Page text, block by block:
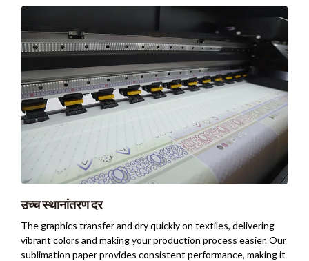
उच्च स्थानांतरण दर
The graphics transfer and dry quickly on textiles, delivering
vibrant colors and making your production process easier.Our
sublimation paper provides consistent performance, making it